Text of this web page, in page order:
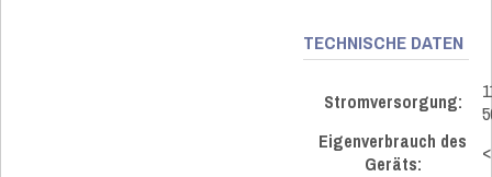
TECHNISCHE DATEN
Stromversorgung:
Eigenverbrauch des
Geräts: